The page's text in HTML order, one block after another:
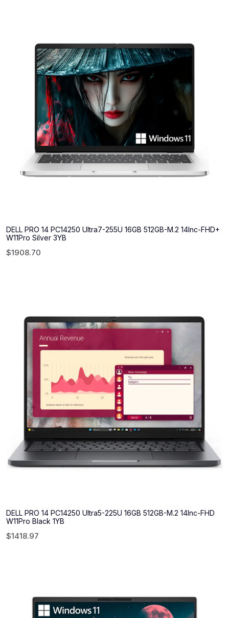
DELL PRO 14 PC14250 Ultra7-255U 16GB 512GB-M.2 14Inc-FHD+
W11Pro Silver 3YB
$1908.70
DELL PRO 14 PC14250 Ultra5-225U 16GB 512GB-M.2 14Inc-FHD
W11Pro Black 1YB
$1418.97